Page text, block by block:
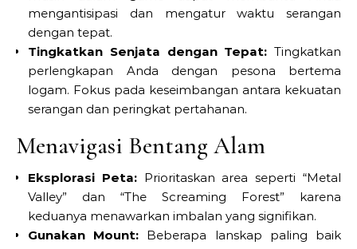
mengantisipasi dan mengatur waktu serangan
dengan tepat.
Tingkatkan Senjata dengan Tepat: Tingkatkan
perlengkapan Anda dengan pesona bertema
logam. Fokus pada keseimbangan antara kekuatan
serangan dan peringkat pertahanan.
Menavigasi Bentang Alam
Eksplorasi Peta:Prioritaskan area seperti “Metal
Valley” dan “The Screaming Forest” karena
keduanya menawarkan imbalan yang signifikan.
Gunakan Mount: Beberapa lanskap paling baik